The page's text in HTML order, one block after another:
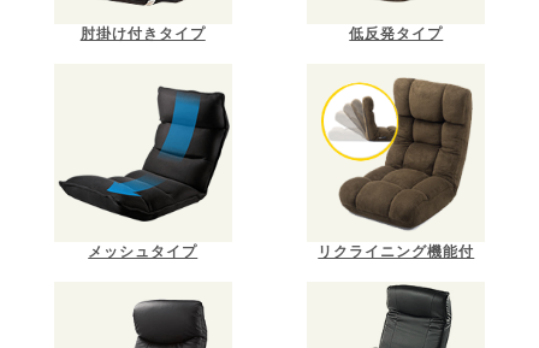
肘掛け付きタイプ 低反発タイプ
メッシュタイプ リクライニング機能付